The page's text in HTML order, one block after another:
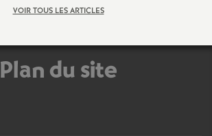
e
c
VOIR TOUS LES ARTICLES
Plan du site